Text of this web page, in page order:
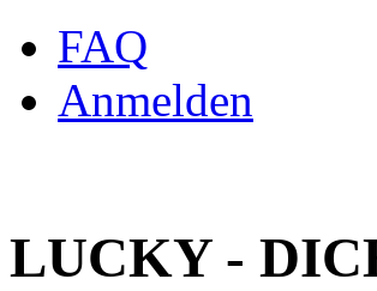
FAQ
Anmelden
LUCKY -